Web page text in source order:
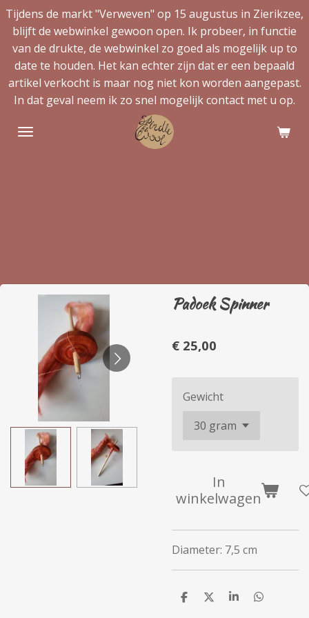
Ga
direct
naar
de
hoofdinhoud
Tijdens de markt "Verweven" op 15 augustus in Zierikzee,
blijft de webwinkel gewoon open. Ik probeer, in functie
van de drukte, de webwinkel zo goed als mogelijk up to
date te houden. Het kan echter zijn dat er een bepaald
artikel verkocht is maar nog niet kon worden aangepast.
In dat geval neem ik zo snel mogelijk contact met u op.
Padoek Spinner
€ 25,00
Gewicht
In
winkelwagen
Diameter: 7,5 cm
D
D
S
D